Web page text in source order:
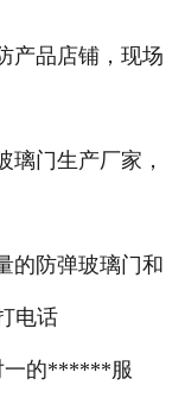
品店铺，现场
门生产厂家，
防弹玻璃门和
电话
一的******服